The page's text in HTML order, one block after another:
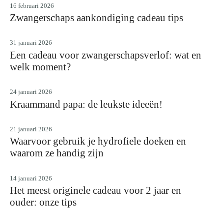
16 februari 2026
Zwangerschaps aankondiging cadeau tips
31 januari 2026
Een cadeau voor zwangerschapsverlof: wat en
welk moment?
24 januari 2026
Kraammand papa: de leukste ideeën!
21 januari 2026
Waarvoor gebruik je hydrofiele doeken en
waarom ze handig zijn
14 januari 2026
Het meest originele cadeau voor 2 jaar en
ouder: onze tips